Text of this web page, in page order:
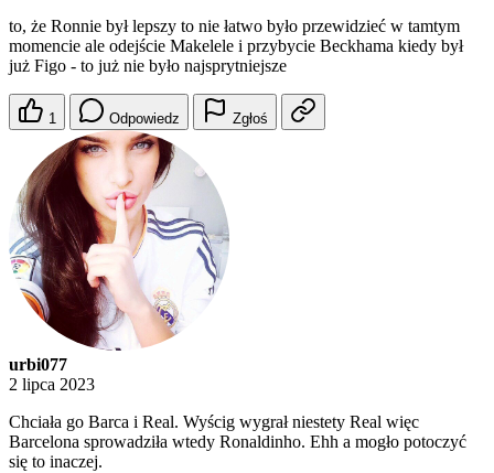
to, że Ronnie był lepszy to nie łatwo było przewidzieć w tamtym
momencie ale odejście Makelele i przybycie Beckhama kiedy był
już Figo - to już nie było najsprytniejsze
1 Odpowiedz Zgłoś
urbi077
2 lipca 2023
Chciała go Barca i Real. Wyścig wygrał niestety Real więc
Barcelona sprowadziła wtedy Ronaldinho. Ehh a mogło potoczyć
się to inaczej.